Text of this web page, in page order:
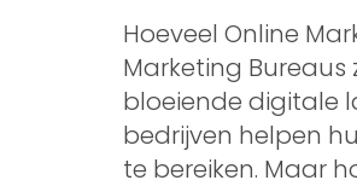
Hoeveel Online
Marketing
bloeiende digitale
bedrijven helpen
te bereiken. Maar